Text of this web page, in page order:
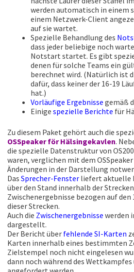
werden automatisch in einem
einem Netzwerk-Client
auf sie wartet.
Spezielle Behandlung des
dass jeder beliebige noch
Notstart startet. Es gibt
denen für solche Teams ein
berechnet wird. (Natürlich ist
dafür, dass keiner der 16-19
hat.)
Vorläufige Ergebnisse gemäß
Einige spezielle Berichte für
Zu diesem Paket gehört auch die
OSSpeaker för Hälsingekavlen.
die spezielle Datenstruktur von
waren, verglichen mit dem
Änderungen in der Darstellung
Das Sprecher-Fenster liefert aktuelle
über den Stand innerhalb der
Zwischenergebnisse bezogen auf den
dieser Strecken.
Auch die Zwischenergebnisse werden
dargestellt.
Der Bericht über fehlende SI-Karten
Karten innerhalb eines bestimmten
Zielstempel noch nicht eingelesen
dann noch während des Wettkampfes